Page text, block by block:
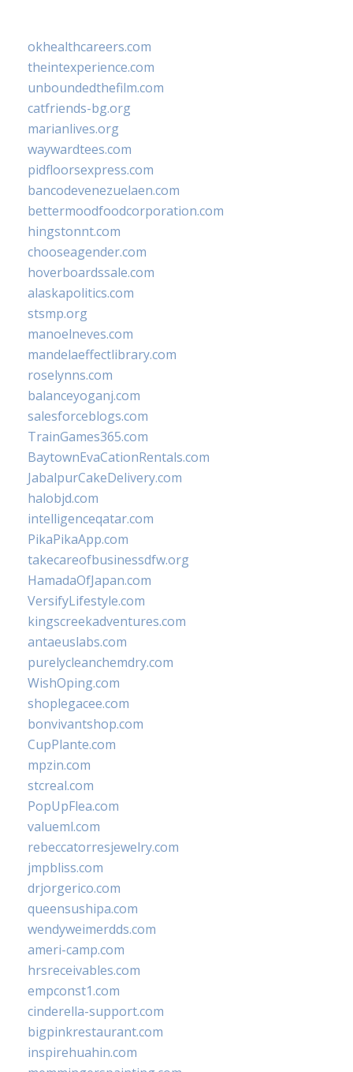
okhealthcareers.com
theintexperience.com
unboundedthefilm.com
catfriends-bg.org
marianlives.org
waywardtees.com
pidfloorsexpress.com
bancodevenezuelaen.com
bettermoodfoodcorporation.com
hingstonnt.com
chooseagender.com
hoverboardssale.com
alaskapolitics.com
stsmp.org
manoelneves.com
mandelaeffectlibrary.com
roselynns.com
balanceyoganj.com
salesforceblogs.com
TrainGames365.com
BaytownEvaCationRentals.com
JabalpurCakeDelivery.com
halobjd.com
intelligenceqatar.com
PikaPikaApp.com
takecareofbusinessdfw.org
HamadaOfJapan.com
VersifyLifestyle.com
kingscreekadventures.com
antaeuslabs.com
purelycleanchemdry.com
WishOping.com
shoplegacee.com
bonvivantshop.com
CupPlante.com
mpzin.com
stcreal.com
PopUpFlea.com
valueml.com
rebeccatorresjewelry.com
jmpbliss.com
drjorgerico.com
queensushipa.com
wendyweimerdds.com
ameri-camp.com
hrsreceivables.com
empconst1.com
cinderella-support.com
bigpinkrestaurant.com
inspirehuahin.com